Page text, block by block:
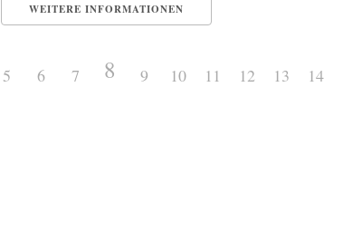
WEITERE INFORMATIONEN
5 6 7 8 9 10 11 12 13 14